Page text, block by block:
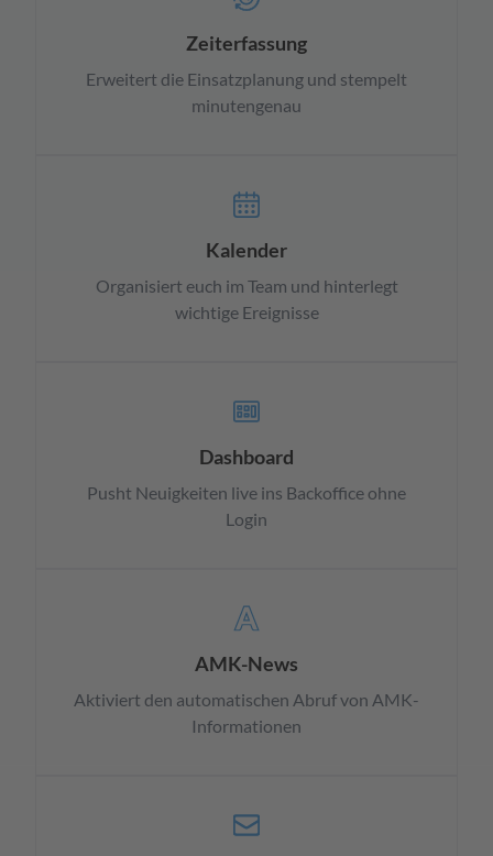
Zeiterfassung
Erweitert die Einsatzplanung und stempelt
minutengenau
Kalender
Organisiert euch im Team und hinterlegt
wichtige Ereignisse
Dashboard
Pusht Neuigkeiten live ins Backoffice ohne
Login
AMK-News
Aktiviert den automatischen Abruf von AMK-
Informationen